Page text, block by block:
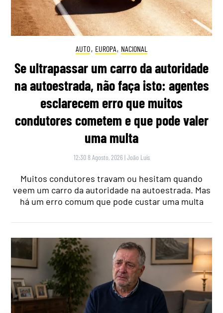
AUTO, EUROPA, NACIONAL
Se ultrapassar um carro da autoridade
na autoestrada, não faça isto: agentes
esclarecem erro que muitos
condutores cometem e que pode valer
uma multa
12:30 8 Agosto, 2026 |João Luís
Muitos condutores travam ou hesitam quando
veem um carro da autoridade na autoestrada. Mas
há um erro comum que pode custar uma multa